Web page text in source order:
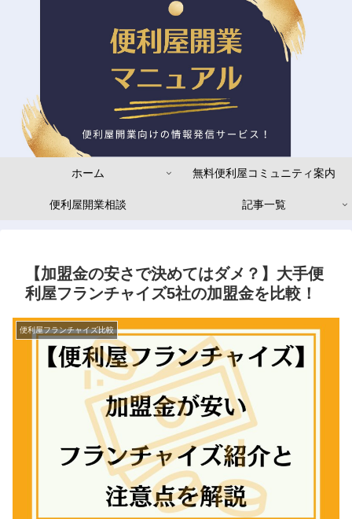
ホーム 無料便利屋コミュニティ案内
便利屋開業相談 記事一覧
【加盟金の安さで決めてはダメ？】大手便
利屋フランチャイズ5社の加盟金を比較！
便利屋フランチャイズ比較